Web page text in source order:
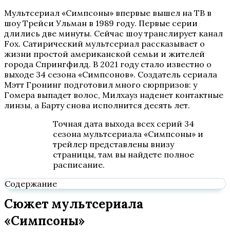
Мультсериал «Симпсоны» впервые вышел на ТВ в
шоу Трейси Ульман в 1989 году. Первые серии
длились две минуты. Сейчас шоу транслирует канал
Fox. Сатирический мультсериал рассказывает о
жизни простой американской семьи и жителей
города Спрингфилд. В 2021 году стало известно о
выходе 34 сезона «Симпсонов». Создатель сериала
Мэтт Гронинг подготовил много сюрпризов: у
Гомера выпадет волос, Милхауз наденет контактные
линзы, а Барту снова исполнится десять лет.
Точная дата выхода всех серий 34
сезона мультсериала «Симпсоны» и
трейлер представлены внизу
страницы, там вы найдете полное
расписание.
Содержание
Сюжет мультсериала
«Симпсоны»